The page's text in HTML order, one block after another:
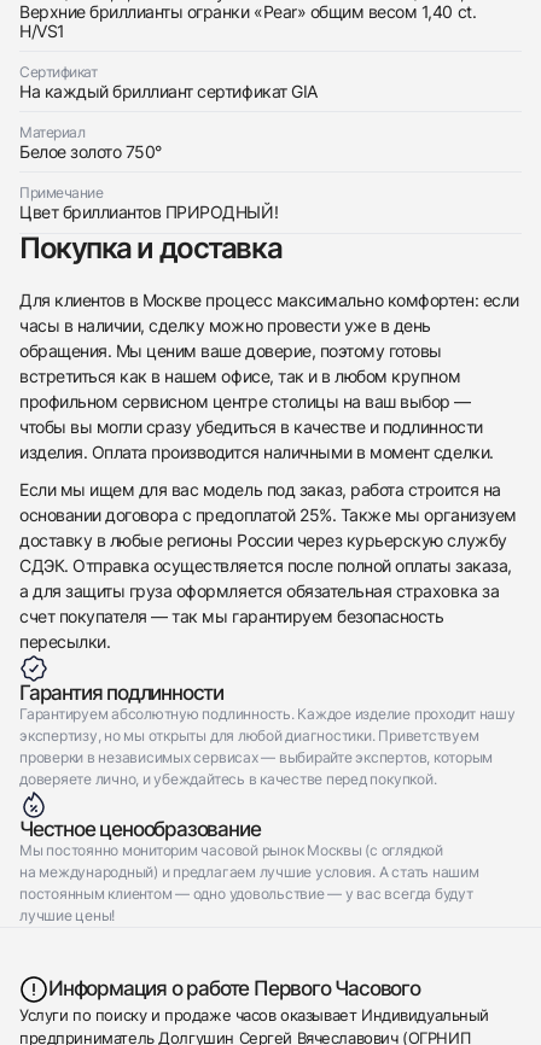
Верхние бриллианты огранки «Pear» общим весом 1,40 ct.
H/VS1
Сертификат
На каждый бриллиант сертификат GIA
Материал
Белое золото 750°
Примечание
Цвет бриллиантов ПРИРОДНЫЙ!
Покупка и доставка
Для клиентов в Москве процесс максимально комфортен: если
часы в наличии, сделку можно провести уже в день
обращения. Мы ценим ваше доверие, поэтому готовы
встретиться как в нашем офисе, так и в любом крупном
профильном сервисном центре столицы на ваш выбор —
чтобы вы могли сразу убедиться в качестве и подлинности
изделия. Оплата производится наличными в момент сделки.
Если мы ищем для вас модель под заказ, работа строится на
основании договора с предоплатой 25%. Также мы организуем
доставку в любые регионы России через курьерскую службу
СДЭК. Отправка осуществляется после полной оплаты заказа,
а для защиты груза оформляется обязательная страховка за
счет покупателя — так мы гарантируем безопасность
пересылки.
Гарантия подлинности
Гарантируем абсолютную подлинность. Каждое изделие проходит нашу
экспертизу, но мы открыты для любой диагностики. Приветствуем
проверки в независимых сервисах — выбирайте экспертов, которым
доверяете лично, и убеждайтесь в качестве перед покупкой.
Честное ценообразование
Мы постоянно мониторим часовой рынок Москвы (с оглядкой
на международный) и предлагаем лучшие условия. А стать нашим
постоянным клиентом — одно удовольствие — у вас всегда будут
лучшие цены!
Информация о работе Первого Часового
Услуги по поиску и продаже часов оказывает Индивидуальный
предприниматель Долгушин Сергей Вячеславович (ОГРНИП
$31,150
Отправить заявку
Приложите фото ваших часов…
Отправить заявку